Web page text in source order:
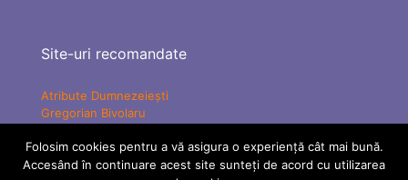
Site-uri recomandate
Atribute Dumnezeiești
Gregorian Bivolaru
Mișcarea Charismatică Teofanică
Vindecare Spirituală
Folosim cookies pentru a vă asigura o experiență cât mai bună.
Accesând în continuare acest site sunteți de acord cu utilizarea